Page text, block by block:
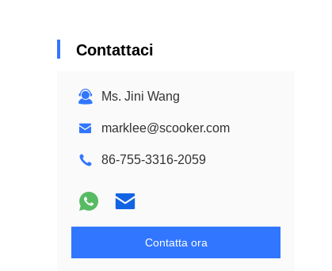
Contattaci
Ms. Jini Wang
marklee@scooker.com
86-755-3316-2059
Contatta ora